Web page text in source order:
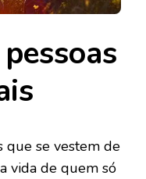
que se vestem de
vida de quem só